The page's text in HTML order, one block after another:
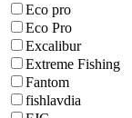
Eco pro
Eco Pro
Excalibur
Extreme Fishing
Fantom
fishlavdia